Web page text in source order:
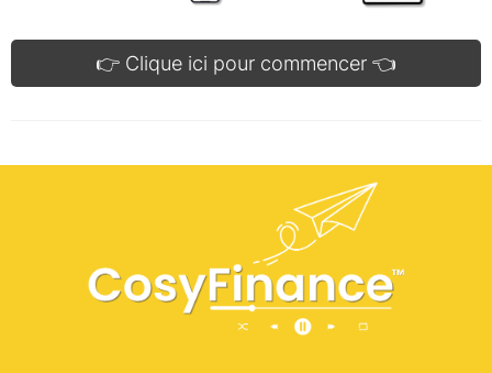
👉 Clique ici pour commencer 👈